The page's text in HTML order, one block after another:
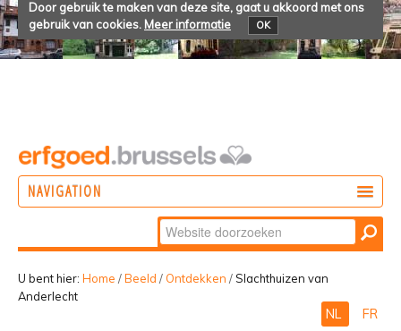
Door gebruik te maken van deze site, gaat u akkoord met ons
gebruik van cookies. Meer informatie OK
NAVIGATION
BELEVEN
Zoek
Geavanceerd
zoeken...
U bent hier: Home /Beeld / Ontdekken /Slachthuizen van
Anderlecht
NL FR